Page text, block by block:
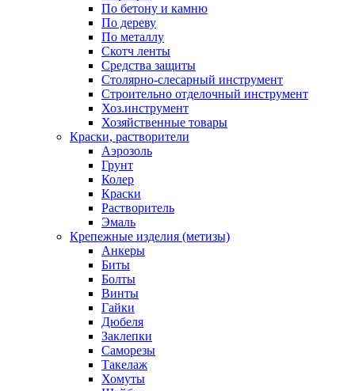
По бетону и камню
По дереву
По металлу
Скотч ленты
Средства защиты
Столярно-слесарный инструмент
Строительно отделочный инструмент
Хоз.инструмент
Хозяйственные товары
Краски, растворители
Аэрозоль
Грунт
Колер
Краски
Растворитель
Эмаль
Крепежные изделия (метизы)
Анкеры
Биты
Болты
Винты
Гайки
Дюбеля
Заклепки
Саморезы
Такелаж
Хомуты